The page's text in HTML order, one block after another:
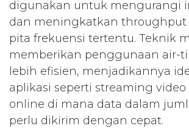
digunakan untuk mengurangi
dan meningkatkan throughput
pita frekuensi tertentu. Teknik
memberikan penggunaan air-
lebih efisien, menjadikannya
aplikasi seperti streaming
online di mana data dalam
perlu dikirim dengan cepat.